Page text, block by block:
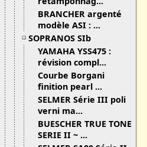
BRANCHER argenté
modèle ASI : ...
SOPRANOS SIb
YAMAHA YSS475 :
révision compl...
Courbe Borgani
finition pearl ...
SELMER Série III poli
verni ma...
BUESCHER TRUE TONE
SERIE II ~ ...